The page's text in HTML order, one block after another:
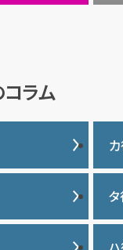
ラム
コンスタンタ
カ
カ